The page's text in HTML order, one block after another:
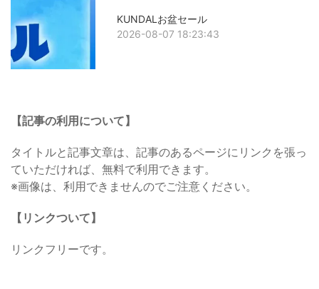
KUNDALお盆セール
2026-08-07 18:23:43
【記事の利用について】
タイトルと記事文章は、記事のあるページにリンクを張っ
ていただければ、無料で利用できます。
※画像は、利用できませんのでご注意ください。
【リンクついて】
リンクフリーです。